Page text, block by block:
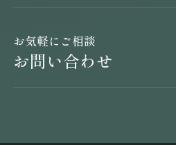
お気軽にご相談
お問い合わせ